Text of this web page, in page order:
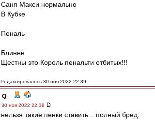
Саня Макси нормально
В Кубке
Пеналь
Блиннн
Щестны это Король пенальти отбитых!!!
Редактировалось 30 ноя 2022 22:39
Q_
-
30 ноя 2022 22:38
нельзя такие пенки ставить .. полный бред.